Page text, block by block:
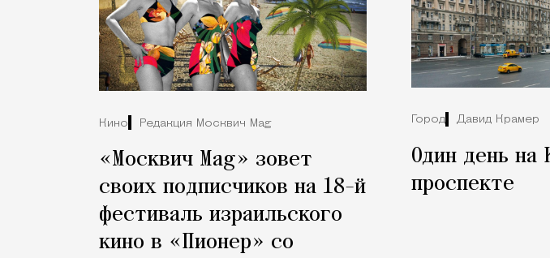
Кино Редакция Москвич Mag
«Москвич Mag» зовет
своих подписчиков на 18-й
фестиваль израильского
кино в «Пионер» со
Город Давид Крамер
Один день на
проспекте